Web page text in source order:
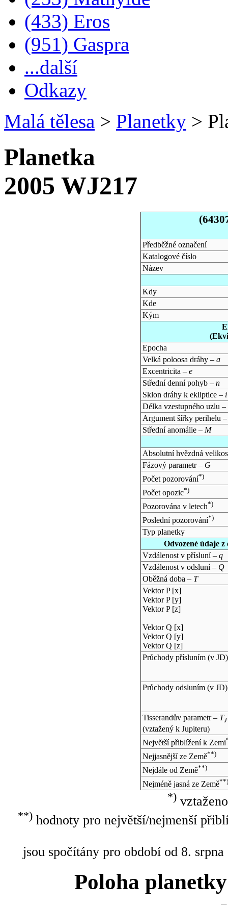
(433) Eros
(951) Gaspra
...další
Odkazy
Malá tělesa > Planetky >
Planetka
2005 WJ217
Předběžné označení
Katalogové číslo
Název
Kdy
Kde
Kým
Epocha
Velká poloosa dráhy – a
Excentricita – e
Střední denní pohyb – n
Sklon dráhy k ekliptice – i
Délka vzestupného uzlu –
Argument šířky perihelu
Střední anomálie – M
Absolutní hvězdná
Fázový parametr – G
Počet pozorování*)
Počet opozic*)
Pozorována v letech*)
Poslední pozorování*)
Typ planetky
Odvozené údaje
Vzdálenost v přísluní – q
Vzdálenost v odsluní – Q
Oběžná doba – T
Vektor P [x]
Vektor P [y]
Vektor P [z]
Vektor Q [x]
Vektor Q [y]
Vektor Q [z]
Průchody přísluním (v JD)
Průchody odsluním (v JD)
Tisserandův parametr – TJ
(vztažený k Jupiteru)
Největší přiblížení k Zemi
Nejjasnější ze Země**)
Nejdále od Země**)
Nejméně jasná ze Země**)
*)
**)hodnoty pro největší/nejmenší
jsou spočítány pro období od 8.
Poloha